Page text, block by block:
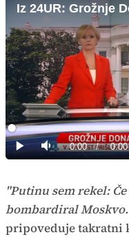
Iz 24UR: Grožnje
Predvajaj
Tiho Current
0:00 / 0:00
Loaded:
0%
"Putinu sem rekel:
bombardiral
pripoveduje takratni